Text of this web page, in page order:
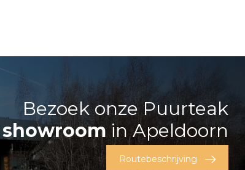
Bezoek onze Puurteak
showroomin Apeldoorn
Routebeschrijving